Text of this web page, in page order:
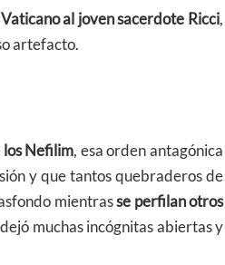
al joven sacerdote Ricci,
artefacto.
Nefilim, esa orden antagónica
y que tantos quebraderos de
mientrasse perfilan otros
muchas incógnitas abiertas y